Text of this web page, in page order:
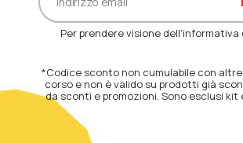
Per prendere visione dell'informativa
*Codice sconto non cumulabile con
corso e non è valido su prodotti già
da sconti e promozioni. Sono esclusi